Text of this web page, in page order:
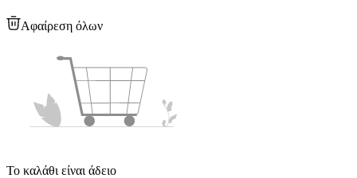
Αφαίρεση όλων
Το καλάθι είναι άδειο